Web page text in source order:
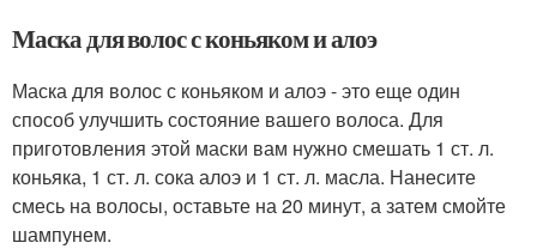
Маска для волос с коньяком и алоэ
Маска для волос с коньяком и алоэ - это еще один
способ улучшить состояние вашего волоса. Для
приготовления этой маски вам нужно смешать 1 ст. л.
коньяка, 1 ст. л. сока алоэ и 1 ст. л. масла. Нанесите
смесь на волосы, оставьте на 20 минут, а затем смойте
шампунем.